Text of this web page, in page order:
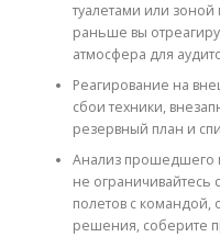
туалетами или зоной
раньше вы
атмосфера для
Реагирование на
сбои техники,
резервный план и
Анализ прошедшего
не ограничивайтесь
полетов с командой,
решения, соберите